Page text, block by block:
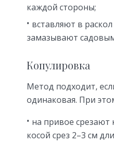
каждой стороны;
вставляют в
замазывают
Копулировка
Метод подходит,
одинаковая. При
на привое срезают
косой срез 2–3 см